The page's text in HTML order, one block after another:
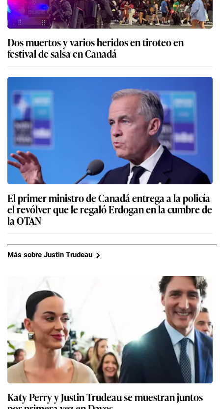
Dos muertos y varios heridos en tiroteo en
festival de salsa en Canadá
El primer ministro de Canadá entrega a la policía
el revólver que le regaló Erdogan en la cumbre de
la OTAN
Más sobre Justin Trudeau
Katy Perry y Justin Trudeau se muestran juntos